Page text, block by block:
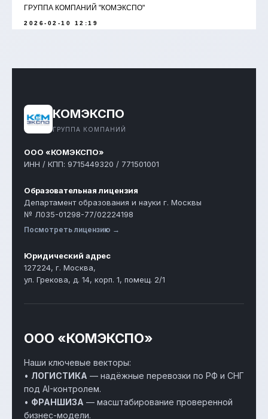
ГРУППА КОМПАНИЙ "КОМЭКСПО"
2026-02-10 12:19
КОМЭКСПО
ГРУППА КОМПАНИЙ
ООО «КОМЭКСПО»
ИНН / КПП: 9715449320 / 771501001
Образовательная лицензия
Департамент образования и науки г. Москвы
№ Л035-01298-77/02224198
Посмотреть лицензию →
Юридический адрес
127224, г. Москва,
ул. Грекова, д. 14, корп. 1, помещ. 2/1
ООО «КОМЭКСПО»
Наши ключевые векторы:
• ЛОГИСТИКА — надёжные перевозки по РФ и СНГ
под AI-контролем.
• ФРАНШИЗА — масштабирование проверенной
бизнес-модели.